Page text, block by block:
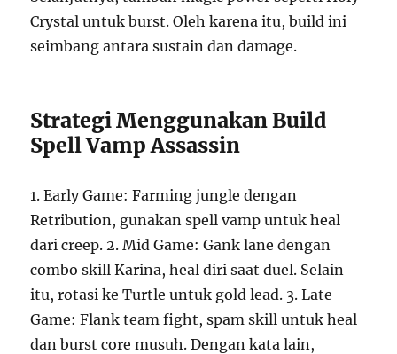
Crystal untuk burst. Oleh karena itu, build ini
seimbang antara sustain dan damage.
Strategi Menggunakan Build
Spell Vamp Assassin
1. Early Game: Farming jungle dengan
Retribution, gunakan spell vamp untuk heal
dari creep. 2. Mid Game: Gank lane dengan
combo skill Karina, heal diri saat duel. Selain
itu, rotasi ke Turtle untuk gold lead. 3. Late
Game: Flank team fight, spam skill untuk heal
dan burst core musuh. Dengan kata lain,